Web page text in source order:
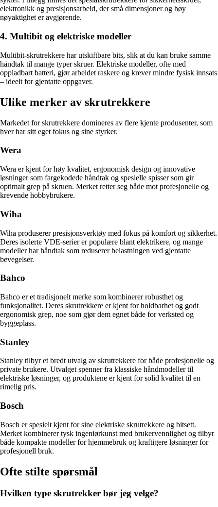
elektronikk og presisjonsarbeid, der små dimensjoner og høy
nøyaktighet er avgjørende.
4. Multibit og elektriske modeller
Multibit-skrutrekkere har utskiftbare bits, slik at du kan bruke samme
håndtak til mange typer skruer. Elektriske modeller, ofte med
oppladbart batteri, gjør arbeidet raskere og krever mindre fysisk innsats
– ideelt for gjentatte oppgaver.
Ulike merker av skrutrekkere
Markedet for skrutrekkere domineres av flere kjente produsenter, som
hver har sitt eget fokus og sine styrker.
Wera
Wera er kjent for høy kvalitet, ergonomisk design og innovative
løsninger som fargekodede håndtak og spesielle spisser som gir
optimalt grep på skruen. Merket retter seg både mot profesjonelle og
krevende hobbybrukere.
Wiha
Wiha produserer presisjonsverktøy med fokus på komfort og sikkerhet.
Deres isolerte VDE-serier er populære blant elektrikere, og mange
modeller har håndtak som reduserer belastningen ved gjentatte
bevegelser.
Bahco
Bahco er et tradisjonelt merke som kombinerer robusthet og
funksjonalitet. Deres skrutrekkere er kjent for holdbarhet og godt
ergonomisk grep, noe som gjør dem egnet både for verksted og
byggeplass.
Stanley
Stanley tilbyr et bredt utvalg av skrutrekkere for både profesjonelle og
private brukere. Utvalget spenner fra klassiske håndmodeller til
elektriske løsninger, og produktene er kjent for solid kvalitet til en
rimelig pris.
Bosch
Bosch er spesielt kjent for sine elektriske skrutrekkere og bitsett.
Merket kombinerer tysk ingeniørkunst med brukervennlighet og tilbyr
både kompakte modeller for hjemmebruk og kraftigere løsninger for
profesjonell bruk.
Ofte stilte spørsmål
Hvilken type skrutrekker bør jeg velge?